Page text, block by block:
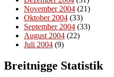
November 2004 (21)
Oktober 2004 (33)
September 2004 (33)
August 2004 (22)
Juli 2004 (9)
Breitnigge Statistik